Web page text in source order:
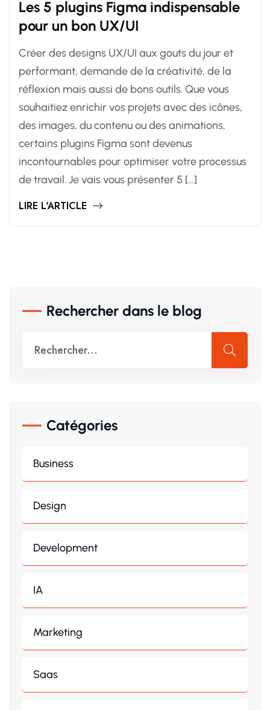
Les 5 plugins Figma indispensable
pour un bon UX/UI
Créer des designs UX/UI aux gouts du jour et
performant, demande de la créativité, de la
réflexion mais aussi de bons outils. Que vous
souhaitiez enrichir vos projets avec des icônes,
des images, du contenu ou des animations,
certains plugins Figma sont devenus
incontournables pour optimiser votre processus
de travail. Je vais vous présenter 5 […]
LIRE L'ARTICLE
Rechercher dans le blog
Catégories
Business
Design
Development
IA
Marketing
Saas